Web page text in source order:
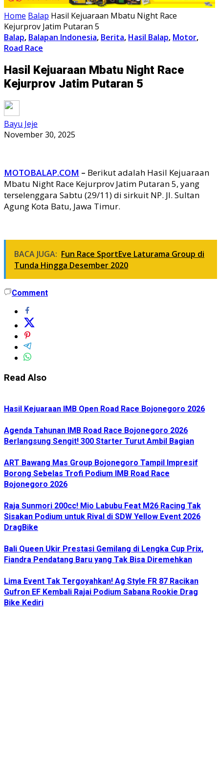
Home Balap Hasil Kejuaraan Mbatu Night Race
Kejurprov Jatim Putaran 5
Balap, Balapan Indonesia, Berita, Hasil Balap, Motor,
Road Race
Hasil Kejuaraan Mbatu Night Race
Kejurprov Jatim Putaran 5
Bayu Jeje
November 30, 2025
MOTOBALAP.COM – Berikut adalah Hasil Kejuaraan
Mbatu Night Race Kejurprov Jatim Putaran 5, yang
terselenggara Sabtu (29/11) di sirkuit NP. Jl. Sultan
Agung Kota Batu, Jawa Timur.
BACA JUGA: Fun Race SportEve Laturama Group di
Tunda Hingga Desember 2020
Comment
Read Also
Hasil Kejuaraan IMB Open Road Race Bojonegoro 2026
Agenda Tahunan IMB Road Race Bojonegoro 2026
Berlangsung Sengit! 300 Starter Turut Ambil Bagian
ART Bawang Mas Group Bojonegoro Tampil Impresif
Borong Sebelas Trofi Podium IMB Road Race
Bojonegoro 2026
Raja Sunmori 200cc! Mio Labubu Feat M26 Racing Tak
Sisakan Podium untuk Rival di SDW Yellow Event 2026
DragBike
Bali Queen Ukir Prestasi Gemilang di Lengka Cup Prix,
Fiandra Pendatang Baru yang Tak Bisa Diremehkan
Lima Event Tak Tergoyahkan! Ag Style FR 87 Racikan
Gufron EF Kembali Rajai Podium Sabana Rookie Drag
Bike Kediri